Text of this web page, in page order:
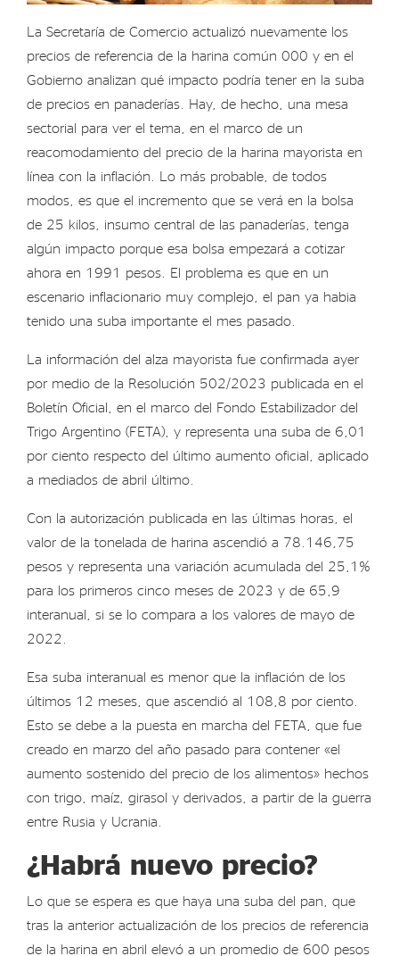
La Secretaría de Comercio actualizó nuevamente los
precios de referencia de la harina común 000 y en el
Gobierno analizan qué impacto podría tener en la suba
de precios en panaderías. Hay, de hecho, una mesa
sectorial para ver el tema, en el marco de un
reacomodamiento del precio de la harina mayorista en
línea con la inflación. Lo más probable, de todos
modos, es que el incremento que se verá en la bolsa
de 25 kilos, insumo central de las panaderías, tenga
algún impacto porque esa bolsa empezará a cotizar
ahora en 1991 pesos. El problema es que en un
escenario inflacionario muy complejo, el pan ya habia
tenido una suba importante el mes pasado.
La información del alza mayorista fue confirmada ayer
por medio de la Resolución 502/2023 publicada en el
Boletín Oficial, en el marco del Fondo Estabilizador del
Trigo Argentino (FETA), y representa una suba de 6,01
por ciento respecto del último aumento oficial, aplicado
a mediados de abril último.
Con la autorización publicada en las últimas horas, el
valor de la tonelada de harina ascendió a 78.146,75
pesos y representa una variación acumulada del 25,1%
para los primeros cinco meses de 2023 y de 65,9
interanual, si se lo compara a los valores de mayo de
2022.
Esa suba interanual es menor que la inflación de los
últimos 12 meses, que ascendió al 108,8 por ciento.
Esto se debe a la puesta en marcha del FETA, que fue
creado en marzo del año pasado para contener «el
aumento sostenido del precio de los alimentos» hechos
con trigo, maíz, girasol y derivados, a partir de la guerra
entre Rusia y Ucrania.
¿Habrá nuevo precio?
Lo que se espera es que haya una suba del pan, que
tras la anterior actualización de los precios de referencia
de la harina en abril elevó a un promedio de 600 pesos